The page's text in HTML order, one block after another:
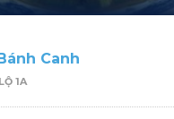
Canh
1A